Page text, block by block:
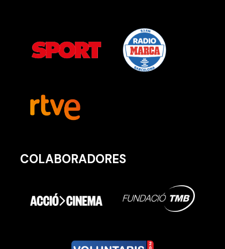
COLABORADORES